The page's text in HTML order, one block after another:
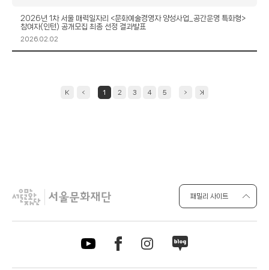
일
제
목
2026년 1차 서울 매력일자리 <문화예술경영자 양성사업_공간운영 특화형>
참여자(인턴) 공개모집 최종 선정 결과발표
작
2026.02.02
1 2 3 4 5
패밀리 사이트